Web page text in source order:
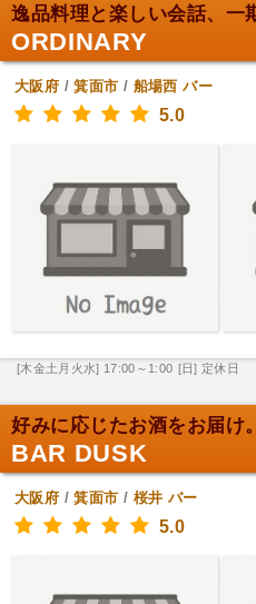
ORDINARY
大阪府 /箕面市 / 船場西 バー
5.0
[木金土月火水] 17:00～1:00 [日] 定休日
好みに応じたお酒をお届け。
BAR DUSK
大阪府 /箕面市 / 桜井 バー
5.0